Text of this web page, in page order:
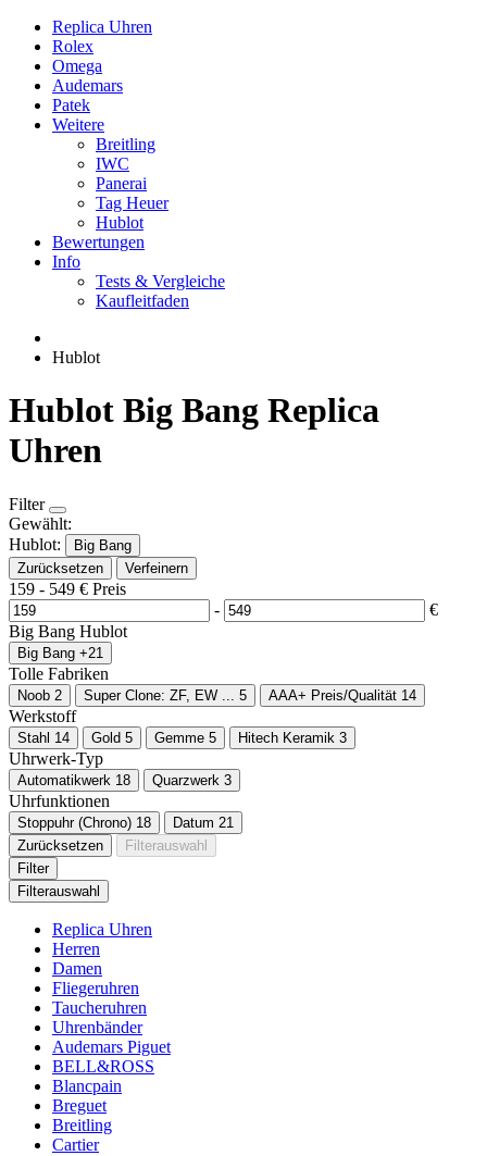
Replica Uhren
Rolex
Omega
Audemars
Patek
Weitere
Breitling
IWC
Panerai
Tag Heuer
Hublot
Bewertungen
Info
Tests & Vergleiche
Kaufleitfaden
Hublot
Hublot Big Bang Replica
Uhren
Filter
Gewählt:
Hublot:
Big Bang
Zurücksetzen
Verfeinern
159 - 549 € Preis
-
€
Big Bang Hublot
Big Bang +21
Tolle Fabriken
Noob 2 Super Clone: ZF, EW ... 5 AAA+ Preis/Qualität 14
Werkstoff
Stahl 14 Gold 5 Gemme 5 Hitech Keramik 3
Uhrwerk-Typ
Automatikwerk 18 Quarzwerk 3
Uhrfunktionen
Stoppuhr (Chrono) 18 Datum 21
Zurücksetzen
Filterauswahl
Filter
Filterauswahl
Replica Uhren
Herren
Damen
Fliegeruhren
Taucheruhren
Uhrenbänder
Audemars Piguet
BELL&ROSS
Blancpain
Breguet
Breitling
Cartier